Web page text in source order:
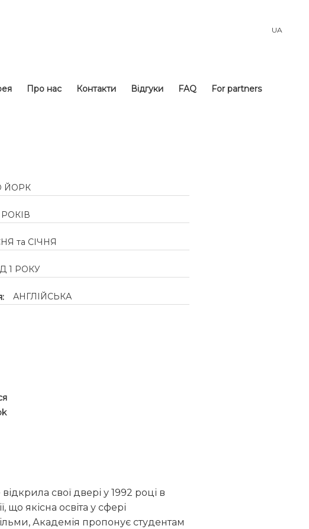
UA
Про нас Контакти Відгуки FAQ For partners
ЙОРК
РОКІВ
та СІЧНЯ
1 РОКУ
АНГЛІЙСЬКА
свої двері у 1992 році в
якісна освіта у сфері
Академія пропонує студентам